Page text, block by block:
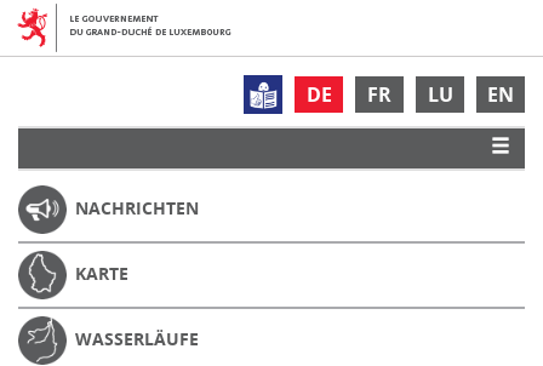
DE FR LU EN
NACHRICHTEN
KARTE
WASSERLÄUFE